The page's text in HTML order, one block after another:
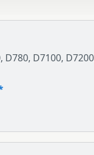
D780, D7100,